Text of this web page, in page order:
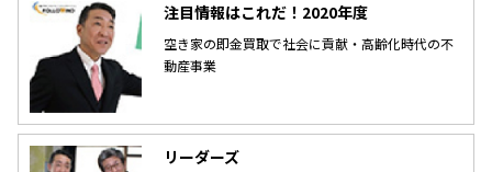
注目情報はこれだ！2020年度
空き家の即金買取で社会に貢献・高齢化時代の不
動産事業
リーダーズ